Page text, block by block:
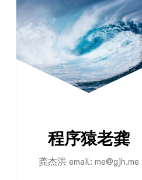
程序猿老龚
龚杰洪 email: me@gjh.me